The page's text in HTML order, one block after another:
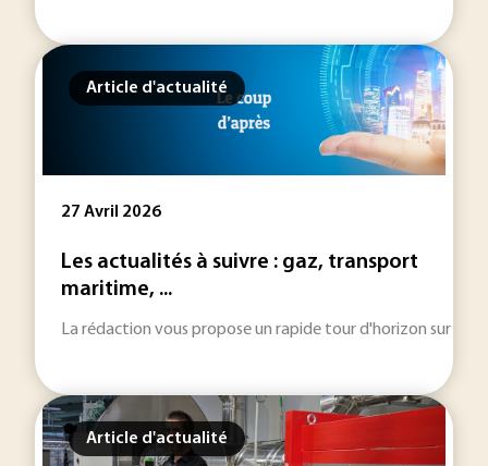
Article d'actualité
27 Avril 2026
Les actualités à suivre : gaz, transport
maritime, ...
La rédaction vous propose un rapide tour d'horizon sur les
Article d'actualité